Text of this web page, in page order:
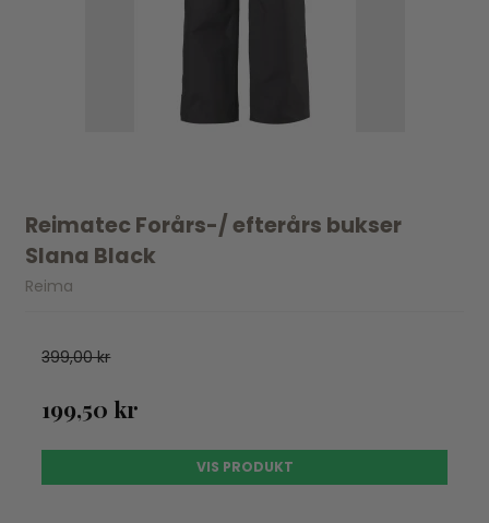
Reimatec Forårs-/ efterårs bukser
Slana Black
Reima
399,00 kr
199,50 kr
VIS PRODUKT